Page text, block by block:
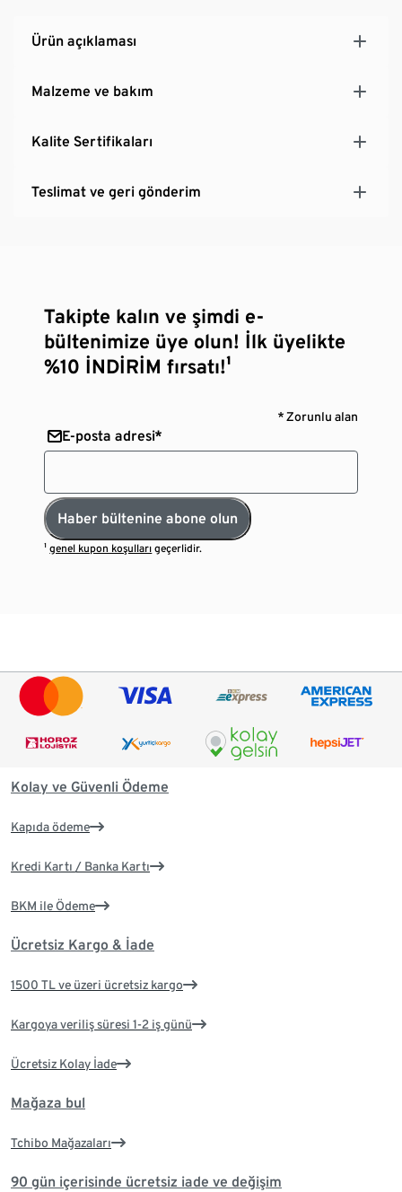
Ürün açıklaması
Malzeme ve bakım
Kalite Sertifikaları
Teslimat ve geri gönderim
Takipte kalın ve şimdi e-
bültenimize üye olun! İlk üyelikte
%10 İNDİRİM fırsatı!¹
* Zorunlu alan
E-posta adresi*
Haber bültenine abone olun
¹genel kupon koşulları geçerlidir.
Kolay ve Güvenli Ödeme
Kapıda ödeme
Kredi Kartı / Banka Kartı
BKM ile Ödeme
Ücretsiz Kargo & İade
1500 TL ve üzeri ücretsiz kargo
Kargoya veriliş süresi 1-2 iş günü
Ücretsiz Kolay İade
Mağaza bul
Tchibo Mağazaları
90 gün içerisinde ücretsiz iade ve değişim